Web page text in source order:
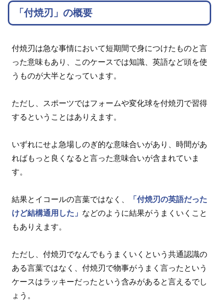
「付焼刃」の概要
付焼刃は急な事情において短期間で身につけたものと言
った意味もあり、このケースでは知識、英語など頭を使
うものが大半となっています。
ただし、スポーツではフォームや変化球を付焼刃で習得
するということはありえます。
いずれにせよ急場しのぎ的な意味合いがあり、時間があ
ればもっと良くなると言った意味合いが含まれていま
す。
結果とイコールの言葉ではなく、
「付焼刃の英語だった
けど結構通用した」 などのように結果がうまくいくこと
もありえます。
ただし、付焼刃でなんでもうまくいくという共通認識の
ある言葉ではなく、付焼刃で物事がうまく言ったという
ケースはラッキーだったという含みがあると言えるでし
ょう。